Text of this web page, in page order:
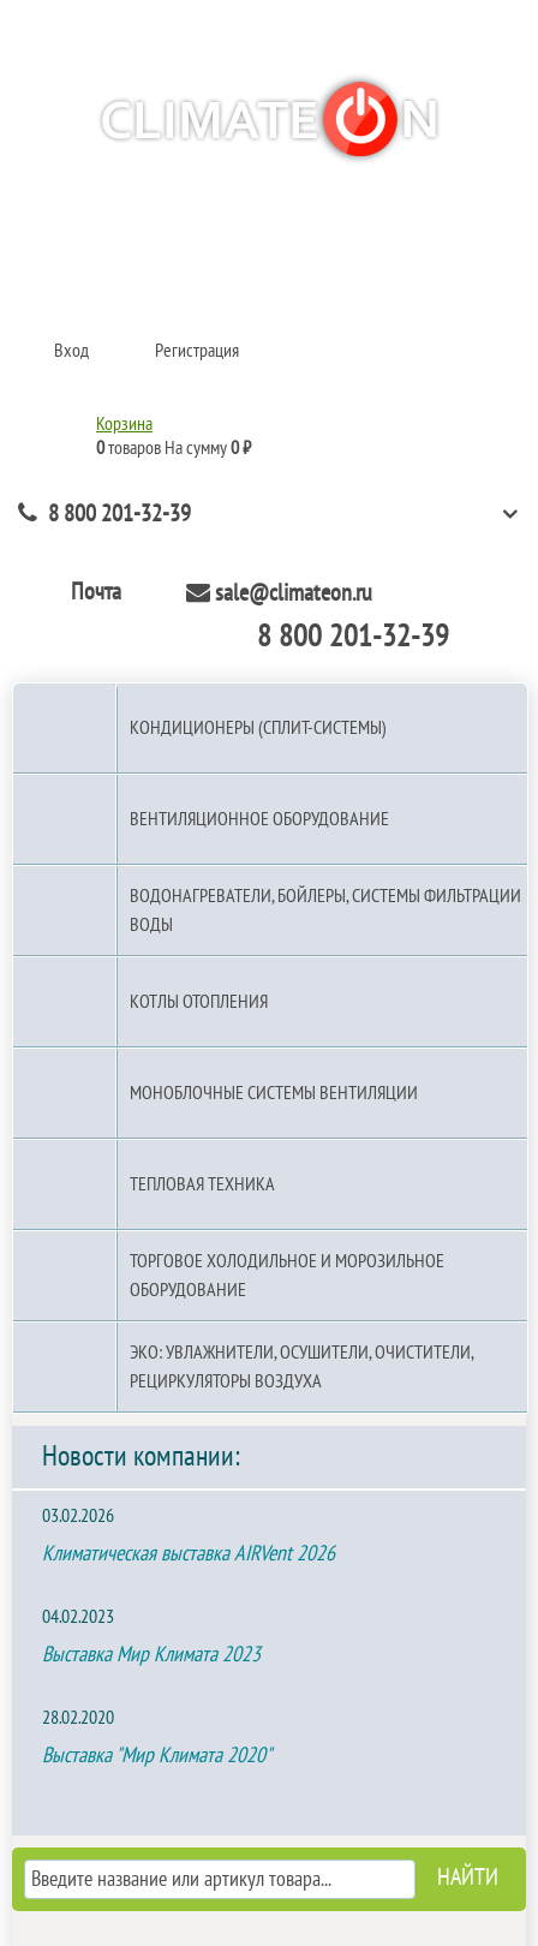
Вход Регистрация
Корзина
0товаров На сумму0 ₽
8 800 201-32-39
Почта sale@climateon.ru
8 800 201-32-39
КОНДИЦИОНЕРЫ (СПЛИТ-СИСТЕМЫ)
ВЕНТИЛЯЦИОННОЕ ОБОРУДОВАНИЕ
ВОДОНАГРЕВАТЕЛИ, БОЙЛЕРЫ, СИСТЕМЫ ФИЛЬТРАЦИИ
ВОДЫ
КОТЛЫ ОТОПЛЕНИЯ
МОНОБЛОЧНЫЕ СИСТЕМЫ ВЕНТИЛЯЦИИ
ТЕПЛОВАЯ ТЕХНИКА
ТОРГОВОЕ ХОЛОДИЛЬНОЕ И МОРОЗИЛЬНОЕ
ОБОРУДОВАНИЕ
ЭКО: УВЛАЖНИТЕЛИ, ОСУШИТЕЛИ, ОЧИСТИТЕЛИ,
РЕЦИРКУЛЯТОРЫ ВОЗДУХА
Новости компании:
03.02.2026
Климатическая выставка AIRVent 2026
04.02.2023
Выставка Мир Климата 2023
28.02.2020
Выставка "Мир Климата 2020"